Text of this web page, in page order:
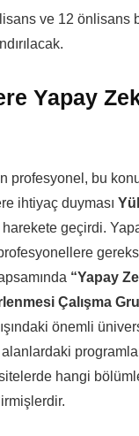
ve 12 önlisans
Yapay
profesyonel, bu
ihtiyaç duyması
harekete geçirdi.
“Yapay
Çalışma
önemli
hangi